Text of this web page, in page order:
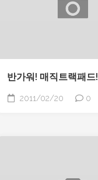
반가워! 매직트랙패드!
2011/02/20 0